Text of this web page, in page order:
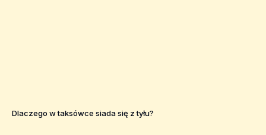
Dlaczego w taksówce siada się z tyłu?